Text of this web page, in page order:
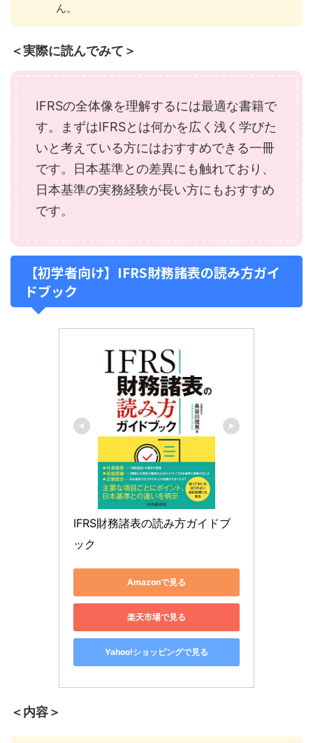
ん。
＜実際に読んでみて＞
IFRSの全体像を理解するには最適な書籍で
す。まずはIFRSとは何かを広く浅く学びた
いと考えている方にはおすすめできる一冊
です。日本基準との差異にも触れており、
日本基準の実務経験が長い方にもおすすめ
です。
【初学者向け】IFRS財務諸表の読み方ガイ
ドブック
IFRS財務諸表の読み方ガイドブ
ック
Amazonで見る
楽天市場で見る
Yahoo!ショッピングで見る
＜内容＞